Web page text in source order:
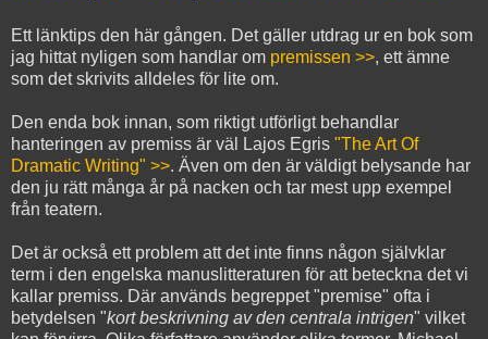
Ett länktips den här gången. Det gäller utdrag ur en bok som
jag hittat nyligen som handlar om premissen >>, ett ämne
som det skrivits alldeles för lite om.
Den enda bok innan, som riktigt utförligt behandlar
hanteringen av premiss är väl Lajos Egris "The Art Of
Dramatic Writing" >>. Även om den är väldigt belysande har
den ju rätt många år på nacken och tar mest upp exempel
från teatern.
Det är också ett problem att det inte finns någon självklar
term i den engelska manuslitteraturen för att beteckna det vi
kallar premiss. Där används begreppet "premise" ofta i
betydelsen "kort beskrivning av den centrala intrigen" vilket